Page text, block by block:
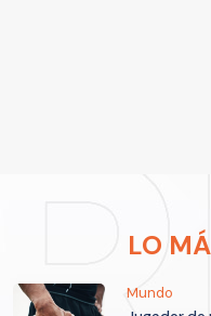
LO
Mundo